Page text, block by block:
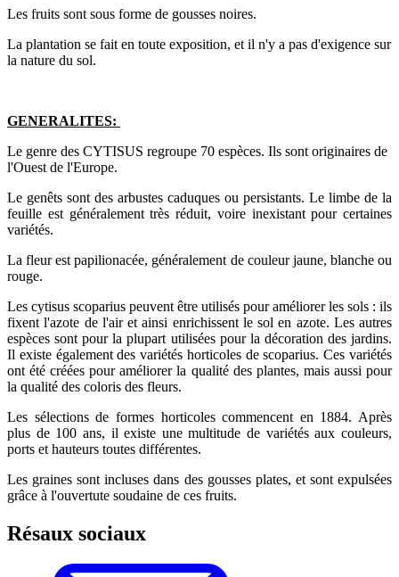
Les fruits sont sous forme de gousses noires.
La plantation se fait en toute exposition, et il n'y a pas d'exigence sur
la nature du sol.
GENERALITES:
Le genre des CYTISUS regroupe 70 espèces. Ils sont originaires de
l'Ouest de l'Europe.
Le genêts sont des arbustes caduques ou persistants. Le limbe de la
feuille est généralement très réduit, voire inexistant pour certaines
variétés.
La fleur est papilionacée, généralement de couleur jaune, blanche ou
rouge.
Les cytisus scoparius peuvent être utilisés pour améliorer les sols : ils
fixent l'azote de l'air et ainsi enrichissent le sol en azote. Les autres
espèces sont pour la plupart utilisées pour la décoration des jardins.
Il existe également des variétés horticoles de scoparius. Ces variétés
ont été créées pour améliorer la qualité des plantes, mais aussi pour
la qualité des coloris des fleurs.
Les sélections de formes horticoles commencent en 1884. Après
plus de 100 ans, il existe une multitude de variétés aux couleurs,
ports et hauteurs toutes différentes.
Les graines sont incluses dans des gousses plates, et sont expulsées
grâce à l'ouvertute soudaine de ces fruits.
Résaux sociaux